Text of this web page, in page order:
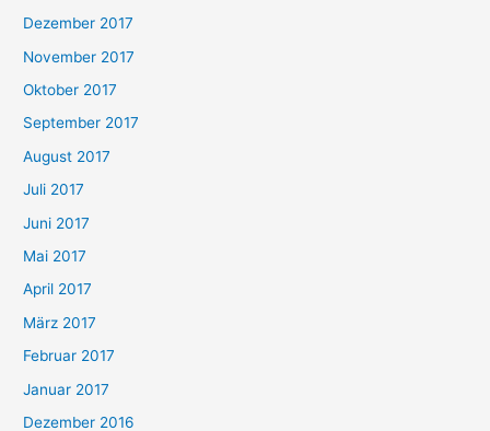
Dezember 2017
November 2017
Oktober 2017
September 2017
August 2017
Juli 2017
Juni 2017
Mai 2017
April 2017
März 2017
Februar 2017
Januar 2017
Dezember 2016